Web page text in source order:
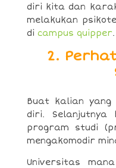
diri kita dan
melakukan
di campus quipper.
2.
Buat kalian yang
diri. Selanjutnya
program studi
mengakomodir
Universitas